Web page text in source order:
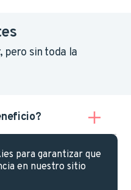
pero sin toda la
a este
para garantizar que
en nuestro sitio